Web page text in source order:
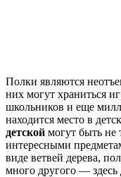
Полки являются
них могут храниться
школьников и еще
находится место в
детской могут быть не
интересными
виде ветвей дерева,
много другого —